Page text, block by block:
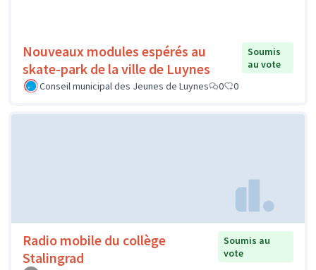
Nouveaux modules espérés au
skate-park de la ville de Luynes
Soumis
au vote
Conseil municipal des Jeunes de Luynes
0 0
Radio mobile du collège
Stalingrad
Soumis au
vote